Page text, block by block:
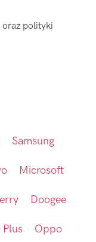
oraz polityki
Samsung
Microsoft
Doogee
Plus Oppo